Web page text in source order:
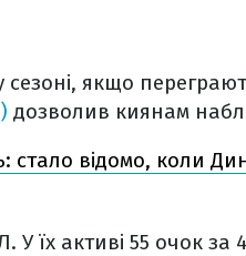
якщо
дозволив киянам
відомо, коли
У їх активі 55 очок за